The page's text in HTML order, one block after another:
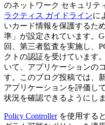
のネットワーク セキュリテ
ラクティス ガイドラインに
いカード情報を保護するた
準」が設定されています。
回、第三者監査を実施し、
クトの認証を受けています
いて、アプリケーションの
す。このブログ投稿では、
アプリケーションを評価し
状況を確認できるようにしま
Policy Controllerを使用する